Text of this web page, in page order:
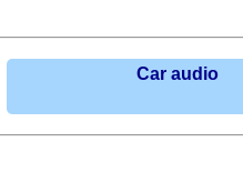
Car audio